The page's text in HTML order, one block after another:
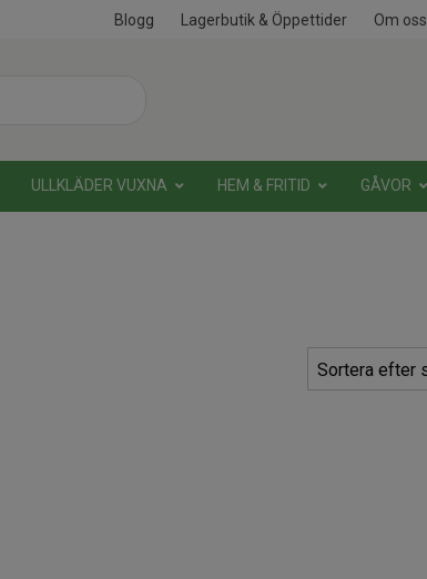
Blogg Lagerbutik & Öppettider Om oss
ULLKLÄDER VUXNA HEM & FRITID GÅVOR